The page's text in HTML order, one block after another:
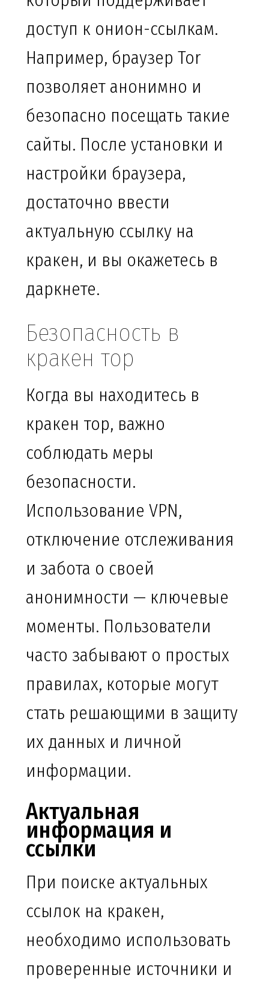
доступ к онион-ссылкам.
Например, браузер Tor
позволяет анонимно и
безопасно посещать такие
сайты. После установки и
настройки браузера,
достаточно ввести
актуальную ссылку на
кракен, и вы окажетесь в
даркнете.
Безопасность в
кракен тор
Когда вы находитесь в
кракен тор, важно
соблюдать меры
безопасности.
Использование VPN,
отключение отслеживания
и забота о своей
анонимности — ключевые
моменты. Пользователи
часто забывают о простых
правилах, которые могут
стать решающими в защиту
их данных и личной
информации.
Актуальная
информация и
ссылки
При поиске актуальных
ссылок на кракен,
необходимо использовать
проверенные источники и